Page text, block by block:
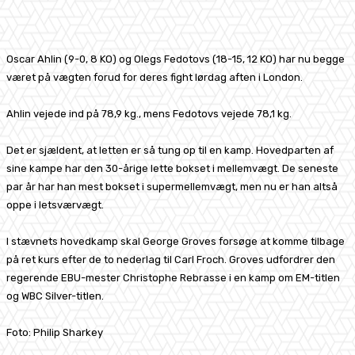
Oscar Ahlin (9-0, 8 KO) og Olegs Fedotovs (18-15, 12 KO) har nu begge
været på vægten forud for deres fight lørdag aften i London.
Ahlin vejede ind på 78,9 kg., mens Fedotovs vejede 78,1 kg.
Det er sjældent, at letten er så tung op til en kamp. Hovedparten af
sine kampe har den 30-årige lette bokset i mellemvægt. De seneste
par år har han mest bokset i supermellemvægt, men nu er han altså
oppe i letsværvægt.
I stævnets hovedkamp skal George Groves forsøge at komme tilbage
på ret kurs efter de to nederlag til Carl Froch. Groves udfordrer den
regerende EBU-mester Christophe Rebrasse i en kamp om EM-titlen
og WBC Silver-titlen.
Foto: Philip Sharkey